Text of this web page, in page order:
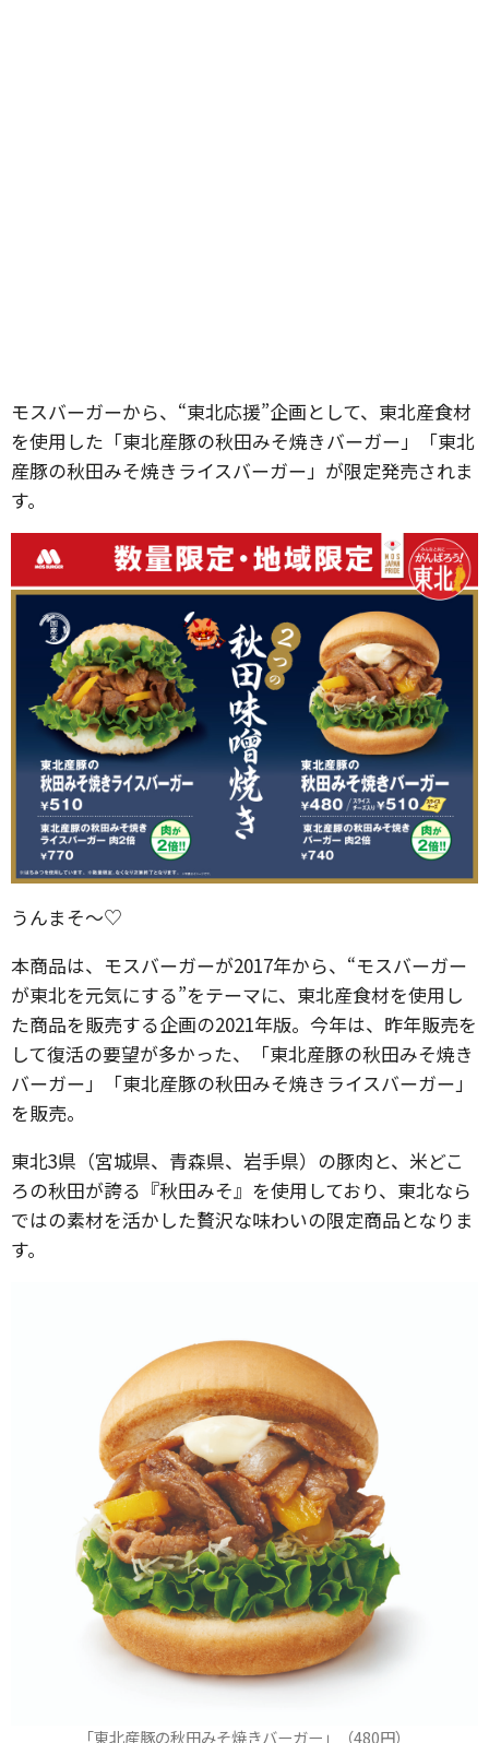
モスバーガーから、“東北応援”企画として、東北産食材
を使用した「東北産豚の秋田みそ焼きバーガー」「東北
産豚の秋田みそ焼きライスバーガー」が限定発売されま
す。
うんまそ〜♡
本商品は、モスバーガーが2017年から、“モスバーガー
が東北を元気にする”をテーマに、東北産食材を使用し
た商品を販売する企画の2021年版。今年は、昨年販売を
して復活の要望が多かった、「東北産豚の秋田みそ焼き
バーガー」「東北産豚の秋田みそ焼きライスバーガー」
を販売。
東北3県（宮城県、青森県、岩手県）の豚肉と、米どこ
ろの秋田が誇る『秋田みそ』を使用しており、東北なら
ではの素材を活かした贅沢な味わいの限定商品となりま
す。
「東北産豚の秋田みそ焼きバーガー」（480円）